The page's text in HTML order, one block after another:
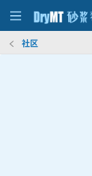
社区